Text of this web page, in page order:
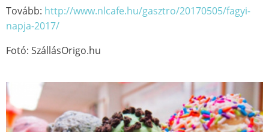
Tovább: http://www.nlcafe.hu/gasztro/20170505/fagyi-
napja-2017/
Fotó: SzállásOrigo.hu